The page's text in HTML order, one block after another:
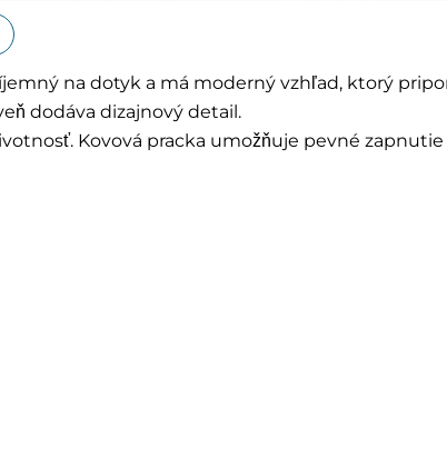
na dotyk a má moderný vzhľad, ktorý
dodáva dizajnový detail.
Kovová pracka umožňuje pevné zapnutie